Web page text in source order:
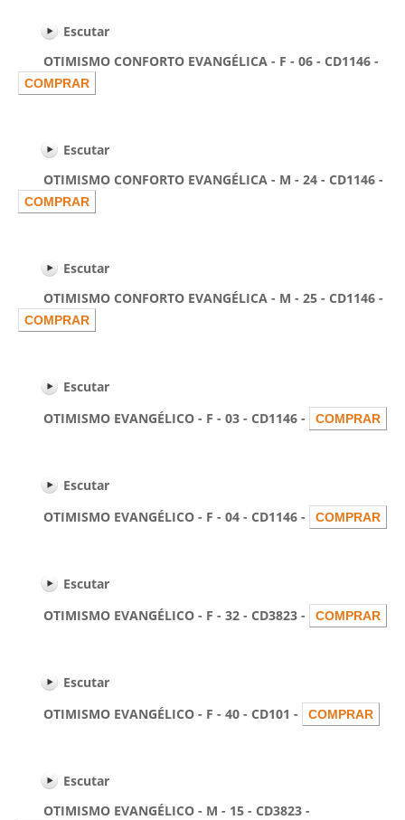
Escutar
OTIMISMO CONFORTO EVANGÉLICA - F - 06 - CD1146 -
Escutar
OTIMISMO CONFORTO EVANGÉLICA - M - 24 - CD1146 -
Escutar
OTIMISMO CONFORTO EVANGÉLICA - M - 25 - CD1146 -
Escutar
OTIMISMO EVANGÉLICO - F - 03 - CD1146 -
Escutar
OTIMISMO EVANGÉLICO - F - 04 - CD1146 -
Escutar
OTIMISMO EVANGÉLICO - F - 32 - CD3823 -
Escutar
OTIMISMO EVANGÉLICO - F - 40 - CD101 -
Escutar
OTIMISMO EVANGÉLICO - M - 15 - CD3823 -